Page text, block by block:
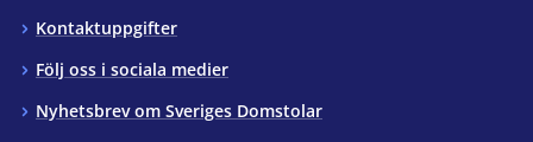
Kontaktuppgifter
Följ oss i sociala medier
Nyhetsbrev om Sveriges Domstolar